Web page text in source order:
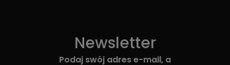
Newsletter
Podaj swój adres e-mail, a